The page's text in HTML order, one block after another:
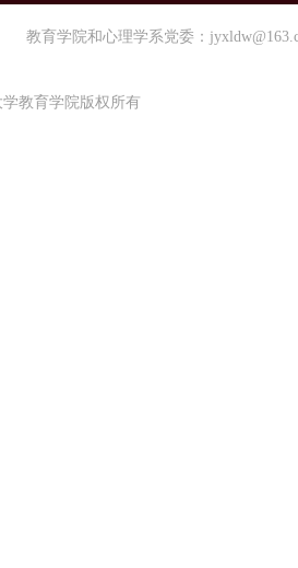
教育学院和心理学系党委：
教育学院版权所有